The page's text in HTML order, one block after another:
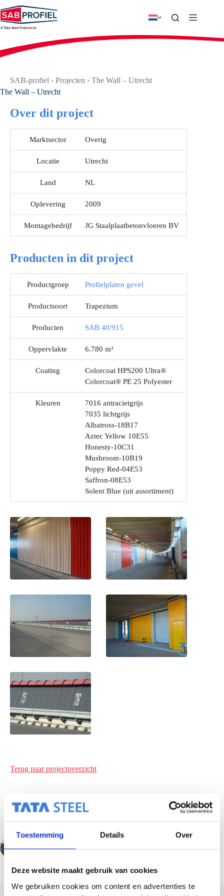
Toestemming Details Over
Deze website maakt gebruik van cookies
We gebruiken cookies om content en advertenties te
naar
de
inhoud
SAB-profiel › Projecten › The Wall – Utrecht
The Wall – Utrecht
Over dit project
Marktsector Overig
Locatie Utrecht
Land NL
Oplevering 2009
Montagebedrijf JG Staalplaatbetonvloeren BV
Producten in dit project
Productgroep Profielplaten gevel
Productsoort Trapezium
Producten SAB 40/915
Oppervlakte 6.780 m²
Coating
Colorcoat HPS200 Ultra®
Colorcoat® PE 25 Polyester
Kleuren
7016 antracietgrijs
7035 lichtgrijs
Albatross-18B17
Aztec Yellow 10E55
Honesty-10C31
Mushroom-10B19
Poppy Red-04E53
Saffron-08E53
Solent Blue (uit assortiment)
Terug naar projectoverzicht
VORIGE VOLGENDE